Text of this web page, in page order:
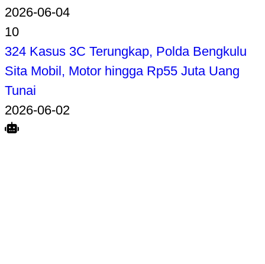
2026-06-04
10
324 Kasus 3C Terungkap, Polda Bengkulu
Sita Mobil, Motor hingga Rp55 Juta Uang
Tunai
2026-06-02